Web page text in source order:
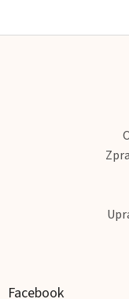
Z
Facebook